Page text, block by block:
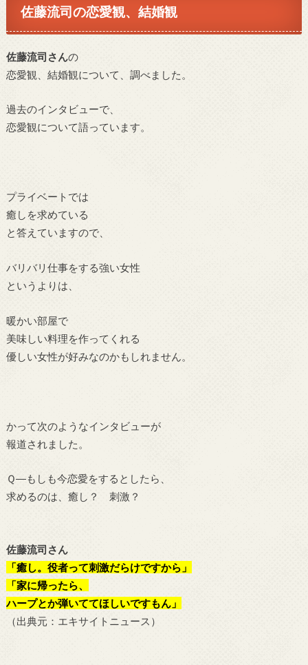
佐藤流司の恋愛観、結婚観
佐藤流司さんの
恋愛観、結婚観について、調べました。
過去のインタビューで、
恋愛観について語っています。
プライベートでは
癒しを求めている
と答えていますので、
バリバリ仕事をする強い女性
というよりは、
暖かい部屋で
美味しい料理を作ってくれる
優しい女性が好みなのかもしれません。
かって次のようなインタビューが
報道されました。
Ｑ―もしも今恋愛をするとしたら、
求めるのは、癒し？ 刺激？
佐藤流司さん
「癒し。役者って刺激だらけですから」
「家に帰ったら、
ハープとか弾いててほしいですもん」
（出典元：エキサイトニュース ）